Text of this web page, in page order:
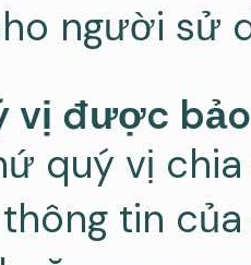
người sử
vị được
quý vị
tin